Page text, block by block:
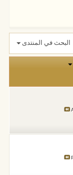
البحث في المنتدى